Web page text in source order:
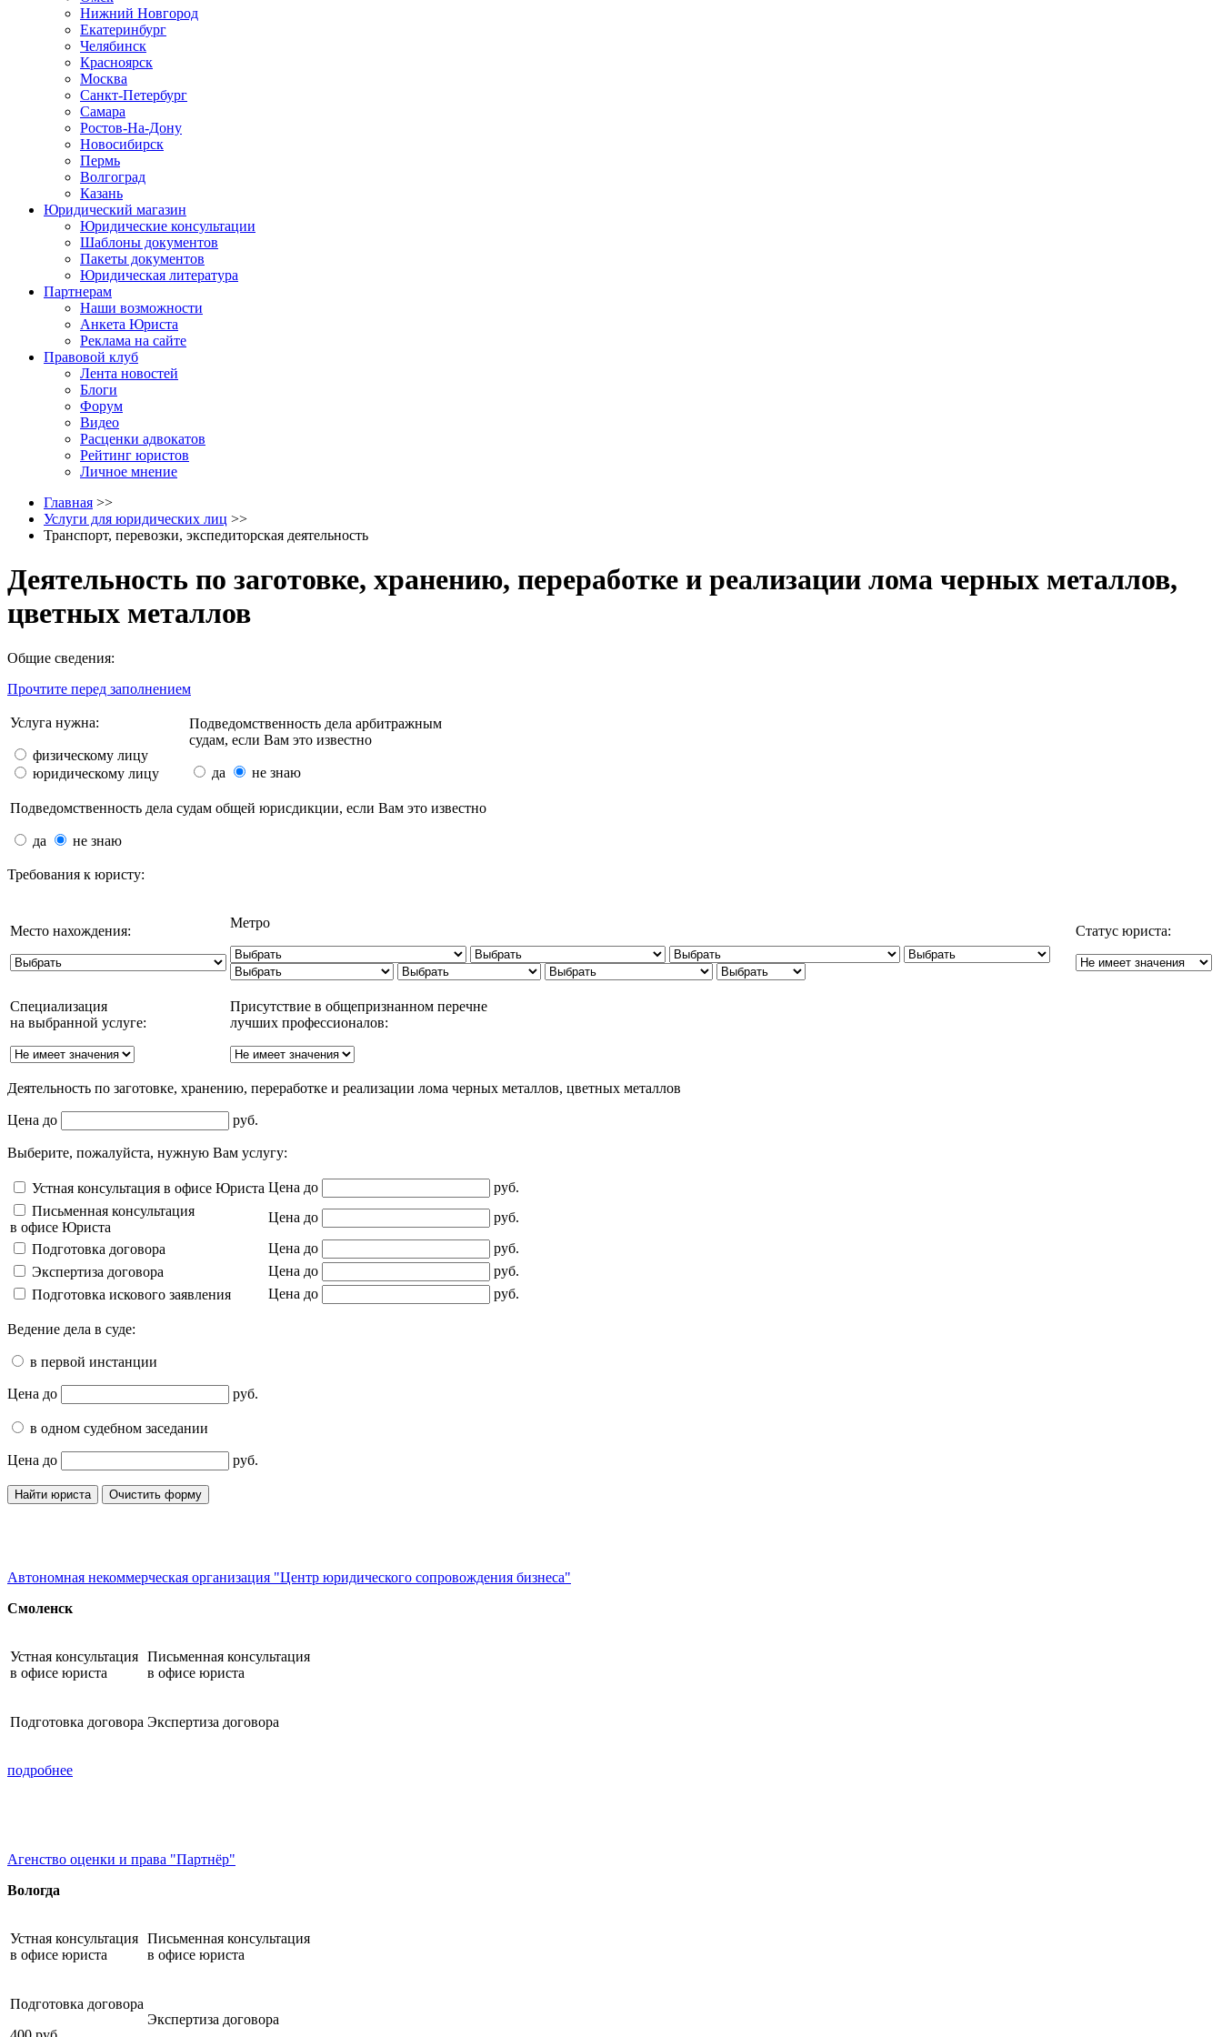
Нижний Новгород
Екатеринбург
Челябинск
Красноярск
Москва
Санкт-Петербург
Самара
Ростов-На-Дону
Новосибирск
Пермь
Волгоград
Казань
Юридический магазин
Юридические консультации
Шаблоны документов
Пакеты документов
Юридическая литература
Партнерам
Наши возможности
Анкета Юриста
Реклама на сайте
Правовой клуб
Лента новостей
Блоги
Форум
Видео
Расценки адвокатов
Рейтинг юристов
Личное мнение
Главная >>
Услуги для юридических лиц >>
Транспорт, перевозки, экспедиторская деятельность
Деятельность по заготовке, хранению, переработке и реализации лома черных металлов,
цветных металлов
Общие сведения:
Прочтите перед заполнением
Услуга нужна:
физическому лицу
юридическому лицу
Подведомственность дела арбитражным
судам, если Вам это известно
да не знаю
Подведомственность дела судам общей юрисдикции, если Вам это известно
да не знаю
Требования к юристу:
Место нахождения:
Метро
Статус юриста:
Специализация
на выбранной услуге:
Присутствие в общепризнанном перечне
лучших профессионалов:
Деятельность по заготовке, хранению, переработке и реализации лома черных металлов, цветных металлов
Цена до руб.
Выберите, пожалуйста, нужную Вам услугу:
Устная консультация в офисе Юриста Цена до
руб.
Письменная консультация
в офисе Юриста
Цена до руб.
Подготовка договора Цена до
руб.
Экспертиза договора
Цена до
руб.
Подготовка искового заявления
Цена до руб.
Ведение дела в суде:
в первой инстанции
Цена до руб.
в одном судебном заседании
Цена до руб.
Автономная некоммерческая организация "Центр юридического сопровождения бизнеса"
Смоленск
Устная консультация
в офисе юриста
Письменная консультация
в офисе юриста
Подготовка договора Экспертиза договора
подробнее
Агенство оценки и права "Партнёр"
Вологда
Устная консультация
в офисе юриста
Письменная консультация
в офисе юриста
Подготовка договора
Экспертиза договора